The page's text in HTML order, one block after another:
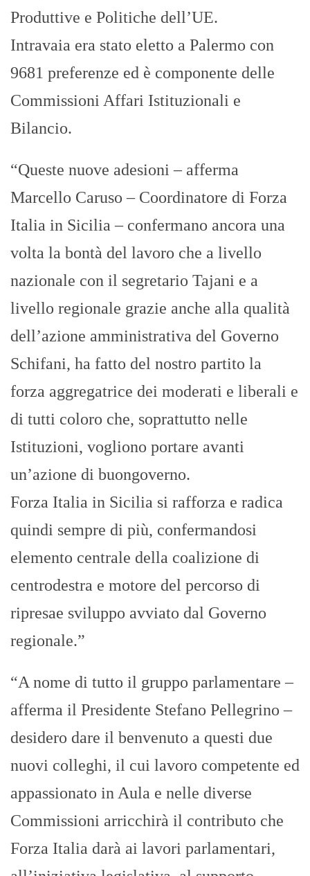
Produttive e Politiche dell’UE.
Intravaia era stato eletto a Palermo con
9681 preferenze ed è componente delle
Commissioni Affari Istituzionali e
Bilancio.
“Queste nuove adesioni – afferma
Marcello Caruso – Coordinatore di Forza
Italia in Sicilia – confermano ancora una
volta la bontà del lavoro che a livello
nazionale con il segretario Tajani e a
livello regionale grazie anche alla qualità
dell’azione amministrativa del Governo
Schifani, ha fatto del nostro partito la
forza aggregatrice dei moderati e liberali e
di tutti coloro che, soprattutto nelle
Istituzioni, vogliono portare avanti
un’azione di buongoverno.
Forza Italia in Sicilia si rafforza e radica
quindi sempre di più, confermandosi
elemento centrale della coalizione di
centrodestra e motore del percorso di
ripresae sviluppo avviato dal Governo
regionale.”
“A nome di tutto il gruppo parlamentare –
afferma il Presidente Stefano Pellegrino –
desidero dare il benvenuto a questi due
nuovi colleghi, il cui lavoro competente ed
appassionato in Aula e nelle diverse
Commissioni arricchirà il contributo che
Forza Italia darà ai lavori parlamentari,